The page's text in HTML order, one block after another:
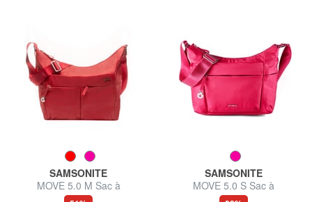
SAMSONITE
MOVE 5.0 M Sac à
bandoulière
SAMSONITE
MOVE 5.0 S Sac à
bandoulière